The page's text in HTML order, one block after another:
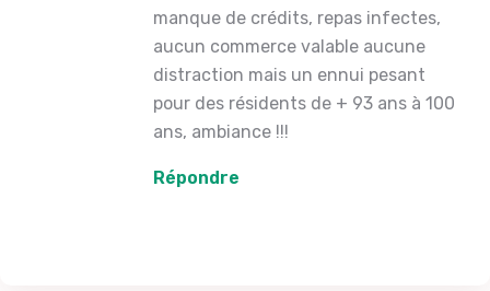
manque de crédits, repas infectes,
aucun commerce valable aucune
distraction mais un ennui pesant
pour des résidents de + 93 ans à 100
ans, ambiance !!!
Répondre